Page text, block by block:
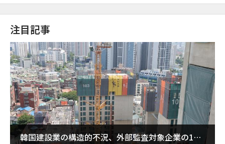
注目記事
韓国建設業の構造的不況、外部監査対象企業の1割